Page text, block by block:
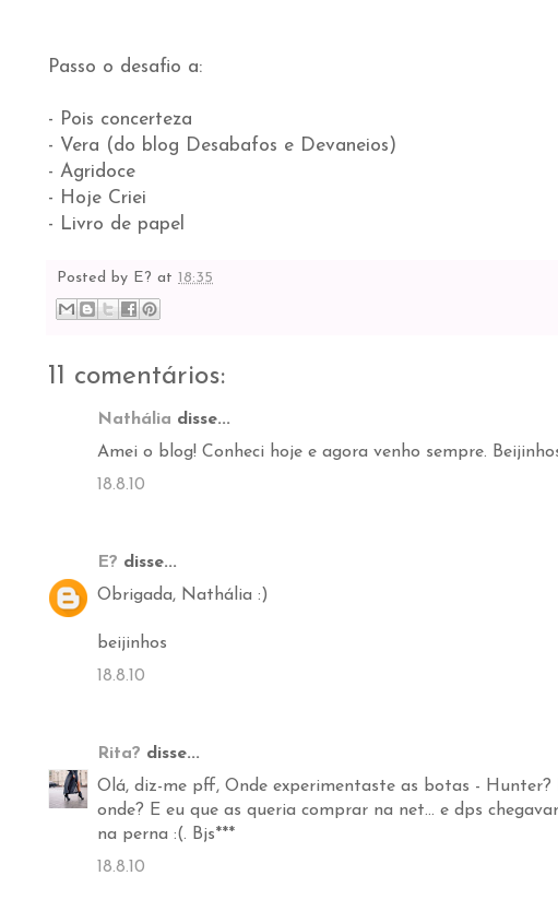
Passo o desafio a:
- Pois concerteza
- Vera (do blog Desabafos e Devaneios)
- Agridoce
- Hoje Criei
- Livro de papel
Posted by E? at 18:35
11 comentários:
Nathália disse...
Amei o blog! Conheci hoje e agora venho sempre.
18.8.10
E? disse...
Obrigada, Nathália :)
beijinhos
18.8.10
Rita? disse...
Olá, diz-me pff, Onde experimentaste as botas - Hunter?
onde? E eu que as queria comprar na net... e dps
na perna :(. Bjs***
18.8.10